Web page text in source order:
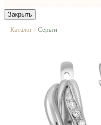
Закрыть
Каталог | Серьги